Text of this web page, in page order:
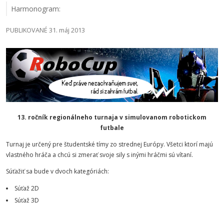
Harmonogram:
PUBLIKOVANÉ 31. máj 2013
13. ročník regionálneho turnaja v simulovanom robotickom
futbale
Turnaj je určený pre študentské tímy zo strednej Európy. Všetci ktorí majú
vlastného hráča a chcú si zmerať svoje sily s inými hráčmi sú vítaní.
Súťažiť sa bude v dvoch kategóriách:
Súťaž 2D
Súťaž 3D